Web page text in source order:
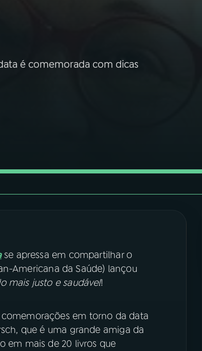
é comemorada com dicas
se apressa em compartilhar o
Americana da Saúde) lançou
mais justo e saudável!
em torno da data
que é uma grande amiga da
em mais de 20 livros que